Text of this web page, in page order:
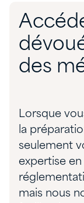
des
Lorsque
la
seulement
expertise
mais nous